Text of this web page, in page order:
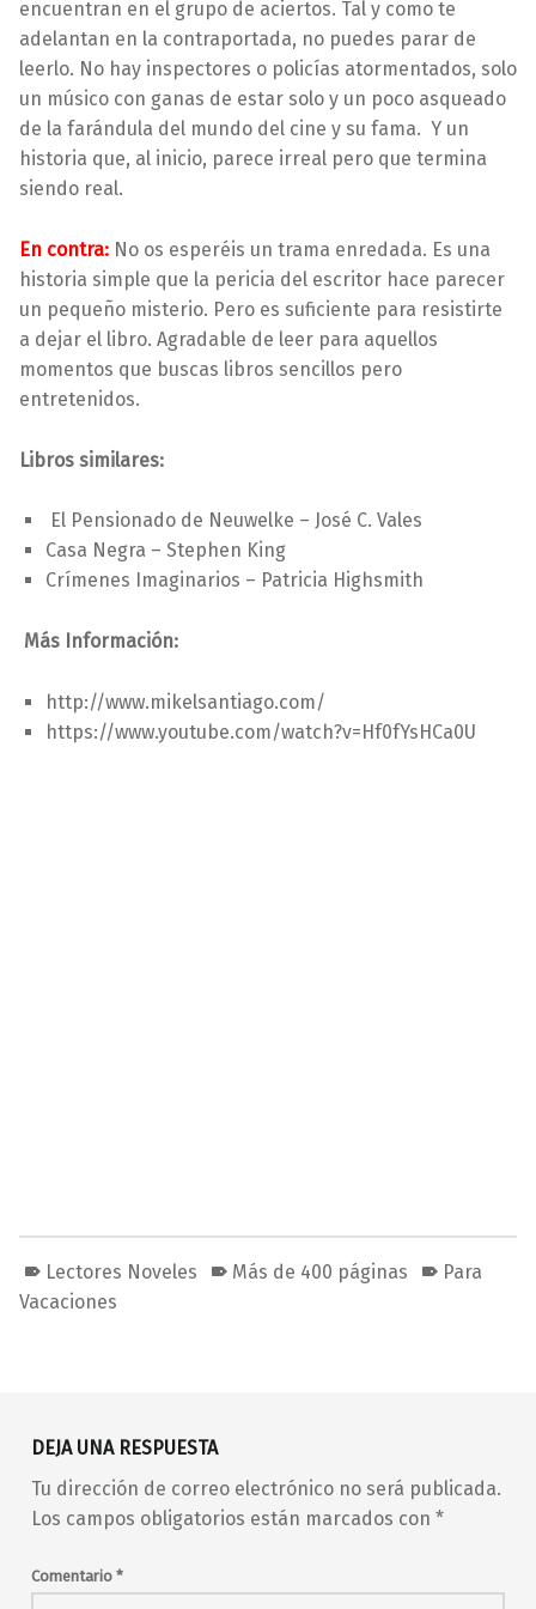
encuentran en el grupo de aciertos. Tal y como te
adelantan en la contraportada, no puedes parar de
leerlo. No hay inspectores o policías atormentados, solo
un músico con ganas de estar solo y un poco asqueado
de la farándula del mundo del cine y su fama. Y un
historia que, al inicio, parece irreal pero que termina
siendo real.
En contra: No os esperéis un trama enredada. Es una
historia simple que la pericia del escritor hace parecer
un pequeño misterio. Pero es suficiente para resistirte
a dejar el libro. Agradable de leer para aquellos
momentos que buscas libros sencillos pero
entretenidos.
Libros similares:
El Pensionado de Neuwelke – José C. Vales
Casa Negra – Stephen King
Crímenes Imaginarios – Patricia Highsmith
Más Información:
http://www.mikelsantiago.com/
https://www.youtube.com/watch?v=Hf0fYsHCa0U
Lectores Noveles Más de 400 páginas
Para
Vacaciones
DEJA UNA RESPUESTA
Tu dirección de correo electrónico no será publicada.
Los campos obligatorios están marcados con *
Comentario *